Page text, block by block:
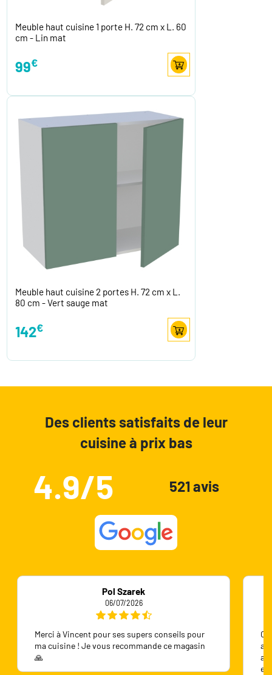
Meuble haut cuisine 1 porte H. 72 cm x L. 60
cm - Lin mat
99€
Meuble haut cuisine 2 portes H. 72 cm x L.
80 cm - Vert sauge mat
142€
Des clients satisfaits de leur
cuisine à prix bas
4.9/5 521 avis
Pol Szarek
06/07/2026
Merci à Vincent pour ses supers conseils pour
ma cuisine ! Je vous recommande ce magasin
🙏